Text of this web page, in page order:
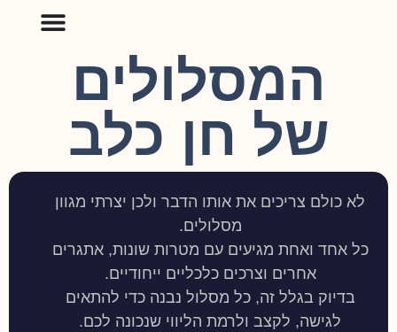
המסלולים
של חן כלב
לא כולם צריכים את אותו הדבר ולכן יצרתי מגוון
מסלולים.
כל אחד ואחת מגיעים עם מטרות שונות, אתגרים
אחרים וצרכים כלכליים ייחודיים.
בדיוק בגלל זה, כל מסלול נבנה כדי להתאים
לגישה, לקצב ולרמת הליווי שנכונה לכם.